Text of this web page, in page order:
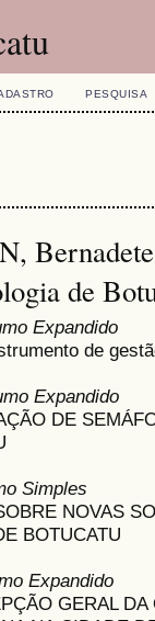
PESQUISA
de
Expandido
de
Expandido
DE
Simples
NOVAS
BOTUCATU
Expandido
GERAL